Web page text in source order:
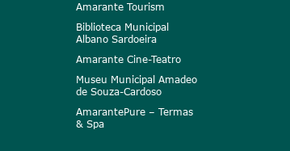
Amarante Tourism
Biblioteca Municipal
Albano Sardoeira
Amarante Cine-Teatro
Museu Municipal Amadeo
de Souza-Cardoso
AmarantePure – Termas
& Spa